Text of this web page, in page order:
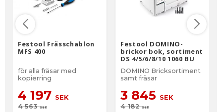
Festool Frässchablon
MFS 400
för alla fräsar med
kopierring
4 197 SEK
4 563SEK
Festool DOMINO-
brickor bok, sortiment
DS 4/5/6/8/10 1060 BU
DOMINO Bricksortiment
samt fräsar
3 845 SEK
4 182SEK